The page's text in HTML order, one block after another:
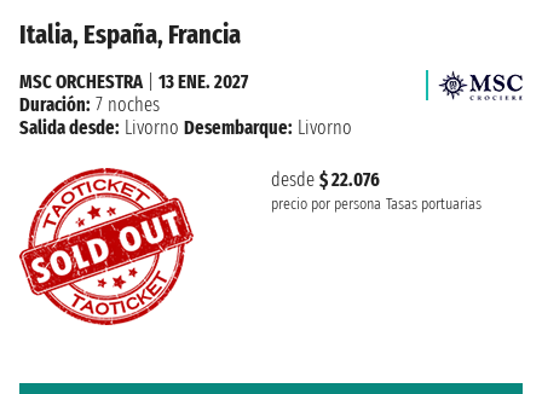
Italia, España, Francia
desde $ 22.076
precio por persona Tasas portuarias
MSC ORCHESTRA
13 ENE. 2027
Duración: 7 noches
Salida desde: Livorno Desembarque: Livorno